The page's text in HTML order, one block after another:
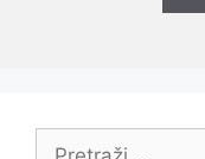
Pretraži: